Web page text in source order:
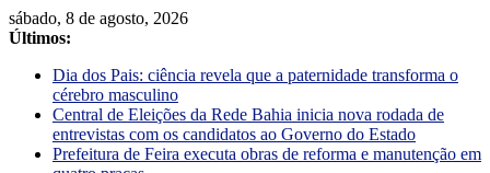
sábado, 8 de agosto, 2026
Últimos:
Dia dos Pais: ciência revela que a paternidade transforma o
cérebro masculino
Central de Eleições da Rede Bahia inicia nova rodada de
entrevistas com os candidatos ao Governo do Estado
Prefeitura de Feira executa obras de reforma e manutenção em